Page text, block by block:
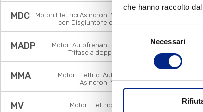
che hanno raccolto
Selezione
Necessari
MDC
Motori Elettrici Asincroni Monofase
con Disgiuntore centrifugo
MADP
Motori Autofrenanti Asincroni
Trifase a doppia polarità
MMA
Motori Elettrici Autofrenanti
Asincroni Monofase
MV Motori Elettrici Vettoriali